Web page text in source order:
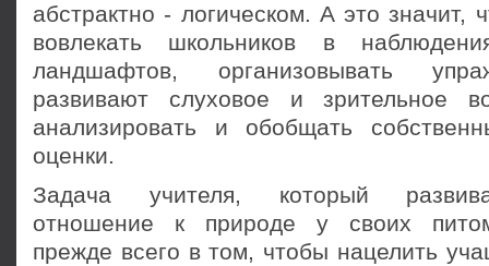
абстрактно - логическом. А это значит,
вовлекать школьников в
ландшафтов, организовывать
развивают слуховое и зрительное
анализировать и обобщать
оценки.
Задача учителя, который
отношение к природе у своих
прежде всего в том, чтобы нацелить